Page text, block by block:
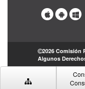
2026 Comisión
Algunos